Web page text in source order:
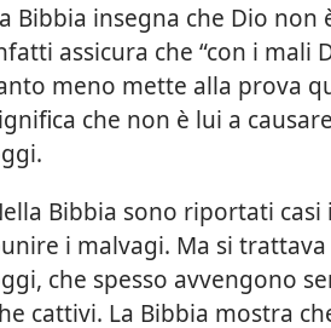
Bibbia insegna che Dio
assicura che “con i mali
meno mette alla prova
che non è lui a
Bibbia sono riportati
i malvagi. Ma si
che spesso avvengono
cattivi. La Bibbia mostra